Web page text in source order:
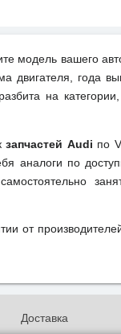
модель вашего
двигателя, года
на
запчастей Audi по
аналоги по
от
Доставка